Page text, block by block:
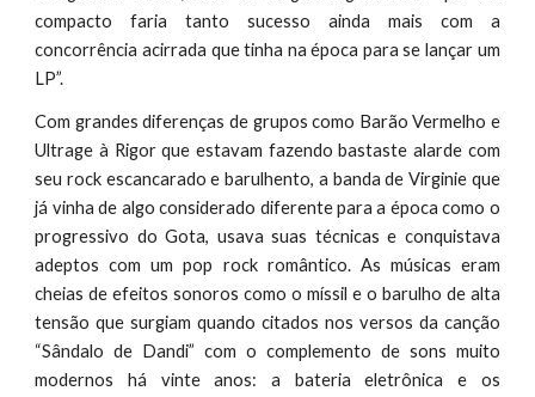
compacto faria tanto sucesso ainda mais com a
concorrência acirrada que tinha na época para se lançar um
LP”.
Com grandes diferenças de grupos como Barão Vermelho e
Ultrage à Rigor que estavam fazendo bastaste alarde com
seu rock escancarado e barulhento, a banda de Virginie que
já vinha de algo considerado diferente para a época como o
progressivo do Gota, usava suas técnicas e conquistava
adeptos com um pop rock romântico. As músicas eram
cheias de efeitos sonoros como o míssil e o barulho de alta
tensão que surgiam quando citados nos versos da canção
“Sândalo de Dandi” com o complemento de sons muito
modernos há vinte anos: a bateria eletrônica e os